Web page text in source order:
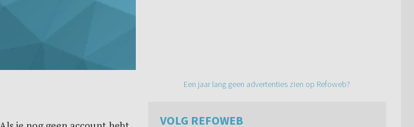
Een jaar lang geen advertenties zien op Refoweb?
VOLG REFOWEB